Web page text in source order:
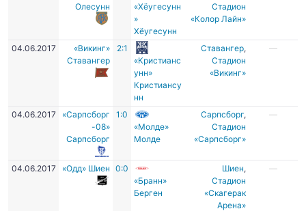
Олесунн
«Хёугесунн
»
Хёугесунн
Cтадион
«Колор Лайн»
04.06.2017
«Викинг»
Ставангер
2:1
«Кристианс
унн»
Кристиансу
нн
Ставангер,
Стадион
«Викинг»
—
04.06.2017
«Сарпсборг
-08»
Сарпсборг
1:0
«Молде»
Молде
Сарпсборг,
Стадион
«Сарпсборг»
—
04.06.2017 «Одд» Шиен 0:0
«Бранн»
Берген
Шиен,
Cтадион
«Скагерак
Арена»
—